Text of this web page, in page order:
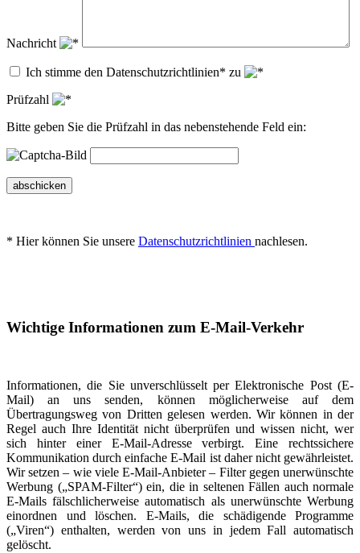
Nachricht
Ich stimme den Datenschutzrichtlinien* zu
Prüfzahl
Bitte geben Sie die Prüfzahl in das nebenstehende Feld ein:
abschicken
* Hier können Sie unsere Datenschutzrichtlinien nachlesen.
Wichtige Informationen zum E-Mail-Verkehr
Informationen, die Sie unverschlüsselt per Elektronische Post (E-
Mail) an uns senden, können möglicherweise auf dem
Übertragungsweg von Dritten gelesen werden. Wir können in der
Regel auch Ihre Identität nicht überprüfen und wissen nicht, wer
sich hinter einer E-Mail-Adresse verbirgt. Eine rechtssichere
Kommunikation durch einfache E-Mail ist daher nicht gewährleistet.
Wir setzen – wie viele E-Mail-Anbieter – Filter gegen unerwünschte
Werbung („SPAM-Filter“) ein, die in seltenen Fällen auch normale
E-Mails fälschlicherweise automatisch als unerwünschte Werbung
einordnen und löschen. E-Mails, die schädigende Programme
(„Viren“) enthalten, werden von uns in jedem Fall automatisch
gelöscht.